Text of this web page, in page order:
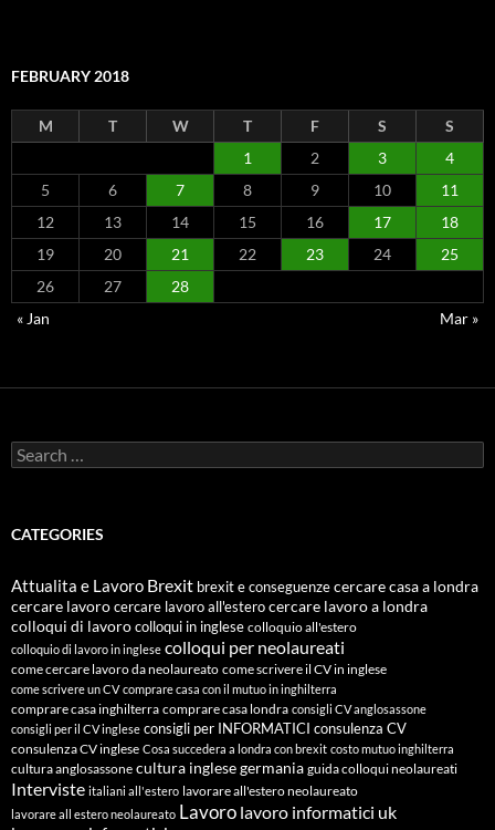
FEBRUARY 2018
M T W T F S
S
1
2 3
4
5
6 7 8 9 10
11
12
13 14 15 16 17
18
19
20 21 22 23 24
25
26
27
28
« Jan
Mar »
Search
for:
CATEGORIES
Attualita e Lavoro Brexit brexit e conseguenzecercare casa a londra
cercare lavorocercare lavoro all'esterocercare lavoro a londra
colloqui di lavorocolloqui in inglese colloquio all'estero
colloquio di lavoro in inglese colloqui per neolaureati
come cercare lavoro da neolaureato come scrivere il CV in inglese
come scrivere un CV comprare casa con il mutuo in inghilterra
comprare casa inghilterra comprare casa londra consigli CV anglosassone
consigli per il CV inglese consigli per INFORMATICI consulenza CV
consulenza CV inglese Cosa succedera a londra con brexit costo mutuo inghilterra
cultura anglosassone cultura inglesegermania guida colloqui neolaureati
Interviste italiani all'estero lavorare all'estero neolaureato
lavorare all estero neolaureato Lavoro lavoro informatici uk